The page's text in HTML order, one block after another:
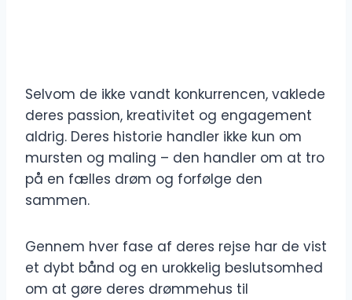
Selvom de ikke vandt konkurrencen, vaklede
deres passion, kreativitet og engagement
aldrig. Deres historie handler ikke kun om
mursten og maling – den handler om at tro
på en fælles drøm og forfølge den
sammen.
Gennem hver fase af deres rejse har de vist
et dybt bånd og en urokkelig beslutsomhed
om at gøre deres drømmehus til